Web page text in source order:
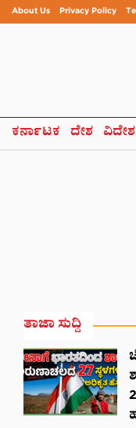
About Us Privacy Policy
ಕರ್ನಾಟಕ ದೇಶ ವಿದೇಶ
ತಾಜಾ ಸುದ್ದಿ